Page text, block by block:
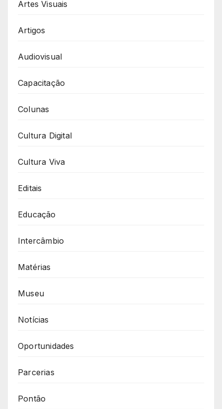
Artes Visuais
Artigos
Audiovisual
Capacitação
Colunas
Cultura Digital
Cultura Viva
Editais
Educação
Intercâmbio
Matérias
Museu
Notícias
Oportunidades
Parcerias
Pontão